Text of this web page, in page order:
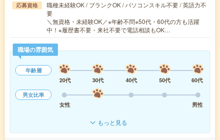
応募資格
職種未経験OK / ブランクOK / パソコンスキル不要 / 英語力不
要
＼無資格・未経験OK／※年齢不問※50代・60代の方も活躍
中！※履歴書不要・来社不要で電話相談もOK…
職場の雰囲気
年齢層
20代
30代 40代 50代
60代
男女比率
女性
男性
もっと見る